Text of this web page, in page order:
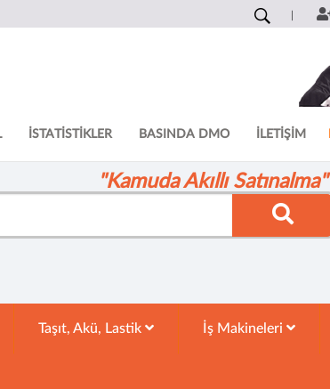
İSTATİSTİKLER BASINDA DMO İLETİŞİM
"Kamuda Akıllı Satınalma"
Taşıt, Akü, Lastik İş Makineleri